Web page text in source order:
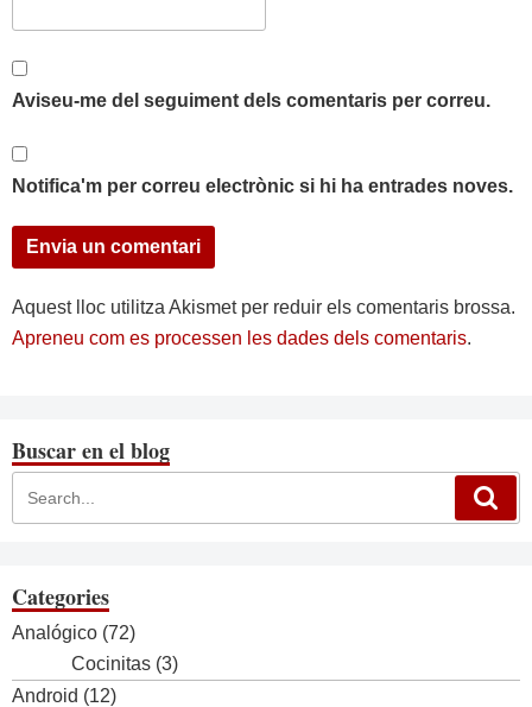
Aviseu-me del seguiment dels comentaris per correu.
Notifica'm per correu electrònic si hi ha entrades noves.
Aquest lloc utilitza Akismet per reduir els comentaris brossa.
Apreneu com es processen les dades dels comentaris.
Buscar en el blog
Categories
Analógico (72)
Cocinitas (3)
Android (12)